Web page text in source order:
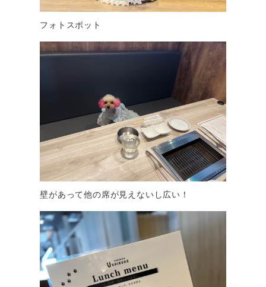
フォトスポット
壁があって他の席が見えないし広い！